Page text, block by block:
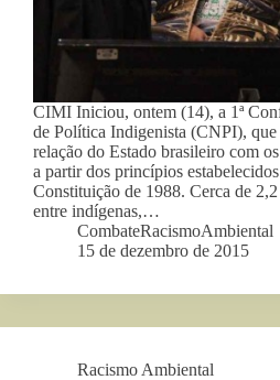
CIMI Iniciou, ontem (14), a 1ª
de Política Indigenista (CNPI), que
relação do Estado brasileiro com
a partir dos princípios
Constituição de 1988. Cerca de 2,2
entre indígenas,…
CombateRacismoAmbiental
15 de dezembro de 2015
Racismo Ambiental